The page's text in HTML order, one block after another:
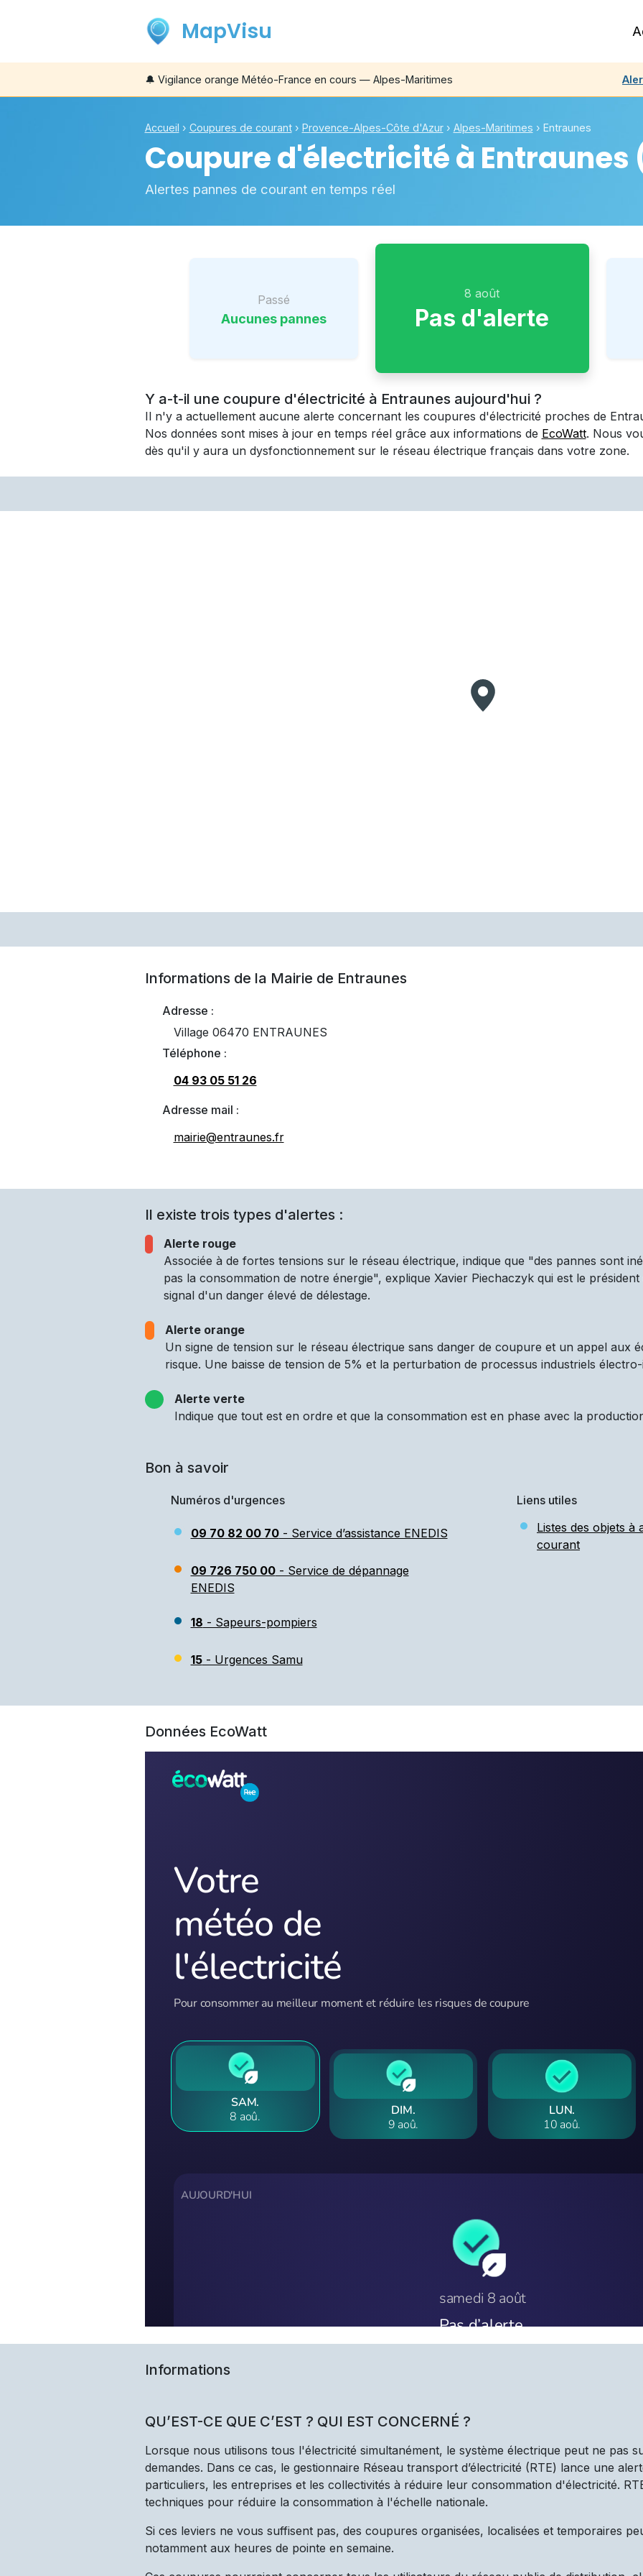
MapVisu
🔔 Vigilance orange Météo-France en cours — Alpes-Maritimes
Accueil › Coupures de courant› Provence-Alpes-Côte d'Azur› Alpes-Maritimes › Entraunes
Coupure d'électricité à Entraunes
Alertes pannes de courant en temps réel
Passé
Aucunes pannes
8 août
Pas d'alerte
Y a-t-il une coupure d'électricité à Entraunes aujourd'hui ?
Il n'y a actuellement aucune alerte concernant les coupures d'électricité proches de
Nos données sont mises à jour en temps réel grâce aux informations de EcoWatt. Nous
dès qu'il y aura un dysfonctionnement sur le réseau électrique français dans votre zone.
Informations de la Mairie de Entraunes
Adresse :
Village 06470 ENTRAUNES
Téléphone :
04 93 05 51 26
Adresse mail :
mairie@entraunes.fr
Il existe trois types d'alertes :
Alerte rouge
Associée à de fortes tensions sur le réseau électrique, indique que "des pannes sont
pas la consommation de notre énergie", explique Xavier Piechaczyk qui est le
signal d'un danger élevé de délestage.
Alerte orange
Un signe de tension sur le réseau électrique sans danger de coupure et un appel aux
risque. Une baisse de tension de 5% et la perturbation de processus industriels
Alerte verte
Indique que tout est en ordre et que la consommation est en phase avec la
Bon à savoir
Numéros d'urgences
09 70 82 00 70- Service d’assistance ENEDIS
09 726 750 00- Service de dépannage
ENEDIS
18 - Sapeurs-pompiers
15- Urgences Samu
Liens utiles
Listes des objets à
courant
Données EcoWatt
Informations
QU’EST-CE QUE C’EST ? QUI EST CONCERNÉ ?
Lorsque nous utilisons tous l'électricité simultanément, le système électrique peut ne pas
demandes. Dans ce cas, le gestionnaire Réseau transport d’électricité (RTE) lance une
particuliers, les entreprises et les collectivités à réduire leur consommation d'électricité.
techniques pour réduire la consommation à l'échelle nationale.
Si ces leviers ne vous suffisent pas, des coupures organisées, localisées et temporaires
notamment aux heures de pointe en semaine.